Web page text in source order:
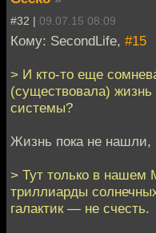
#32 | 09.07.15 08:09
Кому: SecondLife, #15
> И кто-то еще
(существовала)
системы?
Жизнь пока не нашли,
> Тут только в
триллиарды
галактик — не счесть.